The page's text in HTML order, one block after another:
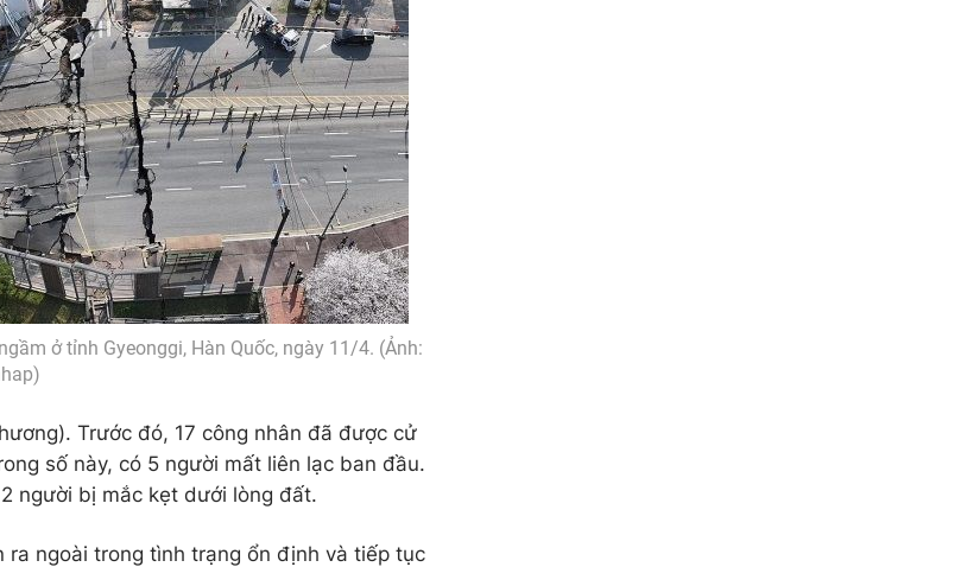
ở tỉnh Gyeonggi, Hàn Quốc, ngày 11/4. (Ảnh:
Trước đó, 17 công nhân đã được cử
số này, có 5 người mất liên lạc ban đầu.
người bị mắc kẹt dưới lòng đất.
ngoài trong tình trạng ổn định và tiếp tục